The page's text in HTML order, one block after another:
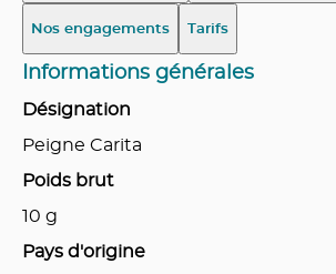
Nos engagements Tarifs
Informations générales
Désignation
Peigne Carita
Poids brut
10 g
Pays d'origine